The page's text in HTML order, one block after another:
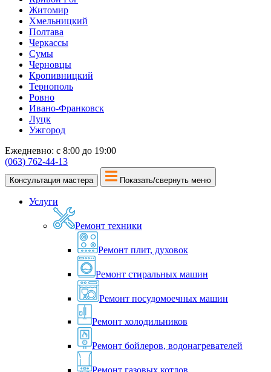
Житомир
Хмельницкий
Полтава
Черкассы
Сумы
Черновцы
Кропивницкий
Тернополь
Ровно
Ивано-Франковск
Луцк
Ужгород
Ежедневно: с 8:00 до 19:00
(063) 762-44-13
Консультация мастера Показать/свернуть меню
Услуги
Ремонт техники
Ремонт плит, духовок
Ремонт стиральных машин
Ремонт посудомоечных машин
Ремонт холодильников
Ремонт бойлеров, водонагревателей
Ремонт газовых котлов